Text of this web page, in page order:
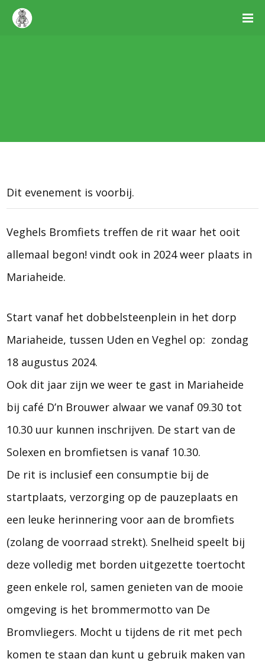
Dit evenement is voorbij.
Veghels Bromfiets treffen de rit waar het ooit
allemaal begon! vindt ook in 2024 weer plaats in
Mariaheide.
Start vanaf het dobbelsteenplein in het dorp
Mariaheide, tussen Uden en Veghel op: zondag
18 augustus 2024.
Ook dit jaar zijn we weer te gast in Mariaheide
bij café D’n Brouwer alwaar we vanaf 09.30 tot
10.30 uur kunnen inschrijven. De start van de
Solexen en bromfietsen is vanaf 10.30.
De rit is inclusief een consumptie bij de
startplaats, verzorging op de pauzeplaats en
een leuke herinnering voor aan de bromfiets
(zolang de voorraad strekt). Snelheid speelt bij
deze volledig met borden uitgezette toertocht
geen enkele rol, samen genieten van de mooie
omgeving is het brommermotto van De
Bromvliegers. Mocht u tijdens de rit met pech
komen te staan dan kunt u gebruik maken van